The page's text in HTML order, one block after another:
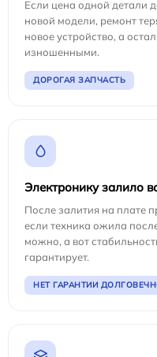
Если цена одной детали
новой модели, ремонт
новое устройство, а
изношенными.
ДОРОГАЯ ЗАПЧАСТЬ
Электронику залило
После залития на плате
если техника ожила
можно, а вот
гарантирует.
НЕТ ГАРАНТИИ